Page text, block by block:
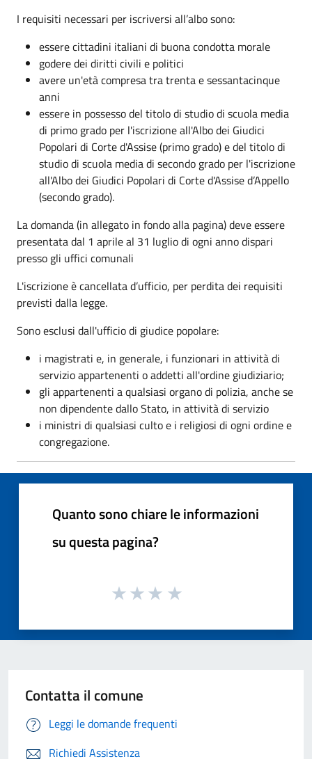
I requisiti necessari per iscriversi all’albo sono:
essere cittadini italiani di buona condotta morale
godere dei diritti civili e politici
avere un'età compresa tra trenta e sessantacinque
anni
essere in possesso del titolo di studio di scuola media
di primo grado per l'iscrizione all'Albo dei Giudici
Popolari di Corte d'Assise (primo grado) e del titolo di
studio di scuola media di secondo grado per l'iscrizione
all'Albo dei Giudici Popolari di Corte d'Assise d’Appello
(secondo grado).
La domanda (in allegato in fondo alla pagina) deve essere
presentata dal 1 aprile al 31 luglio di ogni anno dispari
presso gli uffici comunali
L'iscrizione è cancellata d’ufficio, per perdita dei requisiti
previsti dalla legge.
Sono esclusi dall'ufficio di giudice popolare:
i magistrati e, in generale, i funzionari in attività di
servizio appartenenti o addetti all'ordine giudiziario;
gli appartenenti a qualsiasi organo di polizia, anche se
non dipendente dallo Stato, in attività di servizio
i ministri di qualsiasi culto e i religiosi di ogni ordine e
congregazione.
Quanto sono chiare le informazioni
su questa pagina?
Contatta il comune
Leggi le domande frequenti
Richiedi Assistenza